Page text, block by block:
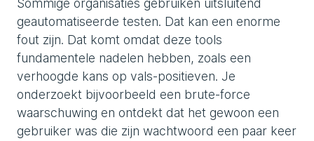
Sommige organisaties gebruiken uitsluitend
geautomatiseerde testen. Dat kan een enorme
fout zijn. Dat komt omdat deze tools
fundamentele nadelen hebben, zoals een
verhoogde kans op vals-positieven. Je
onderzoekt bijvoorbeeld een brute-force
waarschuwing en ontdekt dat het gewoon een
gebruiker was die zijn wachtwoord een paar keer